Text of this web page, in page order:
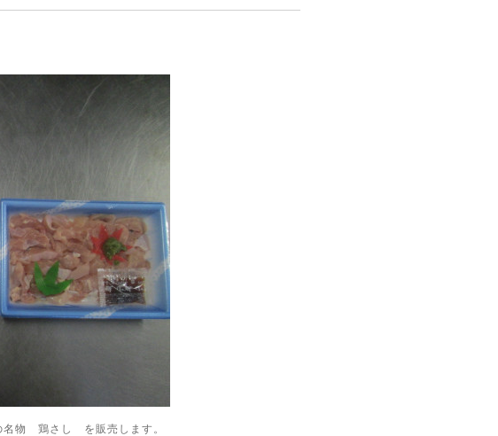
名物 鶏さし を販売します。